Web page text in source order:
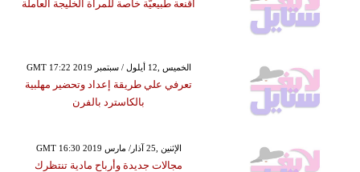
أقنعة طبيعيّة خاصة للمرأة الخليجة العاملة
GMT 17:22 2019 الخميس ,12 أيلول / سبتمبر
تعرفي علي طريقة إعداد وتحضير مهلبية
بالكاسترد بالفرن
GMT 16:30 2019 الإثنين ,25 آذار/ مارس
مجالات جديدة وأرباح مادية تنتظرك